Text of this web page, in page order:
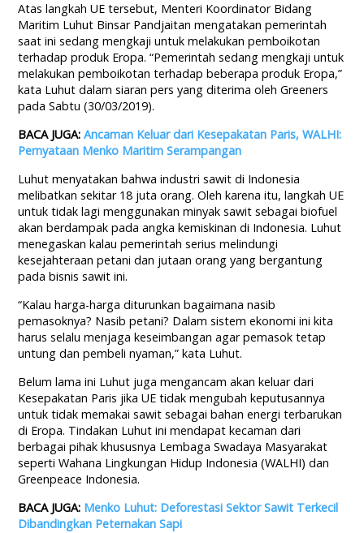
Atas langkah UE tersebut, Menteri Koordinator Bidang
Maritim Luhut Binsar Pandjaitan mengatakan pemerintah
saat ini sedang mengkaji untuk melakukan pemboikotan
terhadap produk Eropa. “Pemerintah sedang mengkaji untuk
melakukan pemboikotan terhadap beberapa produk Eropa,”
kata Luhut dalam siaran pers yang diterima oleh Greeners
pada Sabtu (30/03/2019).
BACA JUGA:Ancaman Keluar dari Kesepakatan Paris, WALHI:
Pernyataan Menko Maritim Serampangan
Luhut menyatakan bahwa industri sawit di Indonesia
melibatkan sekitar 18 juta orang. Oleh karena itu, langkah UE
untuk tidak lagi menggunakan minyak sawit sebagai biofuel
akan berdampak pada angka kemiskinan di Indonesia. Luhut
menegaskan kalau pemerintah serius melindungi
kesejahteraan petani dan jutaan orang yang bergantung
pada bisnis sawit ini.
“Kalau harga-harga diturunkan bagaimana nasib
pemasoknya? Nasib petani? Dalam sistem ekonomi ini kita
harus selalu menjaga keseimbangan agar pemasok tetap
untung dan pembeli nyaman,” kata Luhut.
Belum lama ini Luhut juga mengancam akan keluar dari
Kesepakatan Paris jika UE tidak mengubah keputusannya
untuk tidak memakai sawit sebagai bahan energi terbarukan
di Eropa. Tindakan Luhut ini mendapat kecaman dari
berbagai pihak khususnya Lembaga Swadaya Masyarakat
seperti Wahana Lingkungan Hidup Indonesia (WALHI) dan
Greenpeace Indonesia.
BACA JUGA: Menko Luhut: Deforestasi Sektor Sawit Terkecil
Dibandingkan Peternakan Sapi